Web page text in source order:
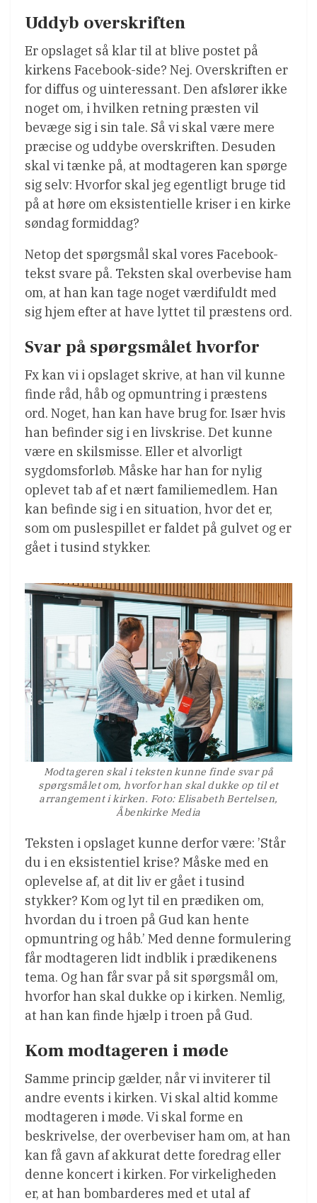
Uddyb overskriften
Er opslaget så klar til at blive postet på
kirkens Facebook-side? Nej. Overskriften er
for diffus og uinteressant. Den afslører ikke
noget om, i hvilken retning præsten vil
bevæge sig i sin tale. Så vi skal være mere
præcise og uddybe overskriften. Desuden
skal vi tænke på, at modtageren kan spørge
sig selv: Hvorfor skal jeg egentligt bruge tid
på at høre om eksistentielle kriser i en kirke
søndag formiddag?
Netop det spørgsmål skal vores Facebook-
tekst svare på. Teksten skal overbevise ham
om, at han kan tage noget værdifuldt med
sig hjem efter at have lyttet til præstens ord.
Svar på spørgsmålet hvorfor
Fx kan vi i opslaget skrive, at han vil kunne
finde råd, håb og opmuntring i præstens
ord. Noget, han kan have brug for. Især hvis
han befinder sig i en livskrise. Det kunne
være en skilsmisse. Eller et alvorligt
sygdomsforløb. Måske har han for nylig
oplevet tab af et nært familiemedlem. Han
kan befinde sig i en situation, hvor det er,
som om puslespillet er faldet på gulvet og er
gået i tusind stykker.
Modtageren skal i teksten kunne finde svar på
spørgsmålet om, hvorfor han skal dukke op til et
arrangement i kirken. Foto: Elisabeth Bertelsen,
Åbenkirke Media
Teksten i opslaget kunne derfor være: ’Står
du i en eksistentiel krise? Måske med en
oplevelse af, at dit liv er gået i tusind
stykker? Kom og lyt til en prædiken om,
hvordan du i troen på Gud kan hente
opmuntring og håb.’ Med denne formulering
får modtageren lidt indblik i prædikenens
tema. Og han får svar på sit spørgsmål om,
hvorfor han skal dukke op i kirken. Nemlig,
at han kan finde hjælp i troen på Gud.
Kom modtageren i møde
Samme princip gælder, når vi inviterer til
andre events i kirken. Vi skal altid komme
modtageren i møde. Vi skal forme en
beskrivelse, der overbeviser ham om, at han
kan få gavn af akkurat dette foredrag eller
denne koncert i kirken. For virkeligheden
er, at han bombarderes med et utal af